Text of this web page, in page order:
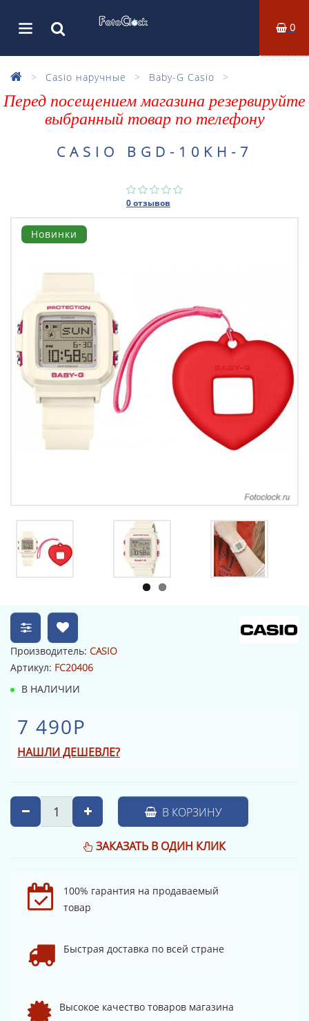
0
Casio наручные Baby-G Casio
Перед посещением магазина резервируйте
выбранный товар по телефону
CASIO BGD-10KH-7
0 отзывов
Новинки
Производитель: CASIO
Артикул: FC20406
В НАЛИЧИИ
7 490Р
НАШЛИ ДЕШЕВЛЕ?
В КОРЗИНУ
ЗАКАЗАТЬ В ОДИН КЛИК
100% гарантия на продаваемый
товар
Быстрая доставка по всей стране
Высокое качество товаров магазина